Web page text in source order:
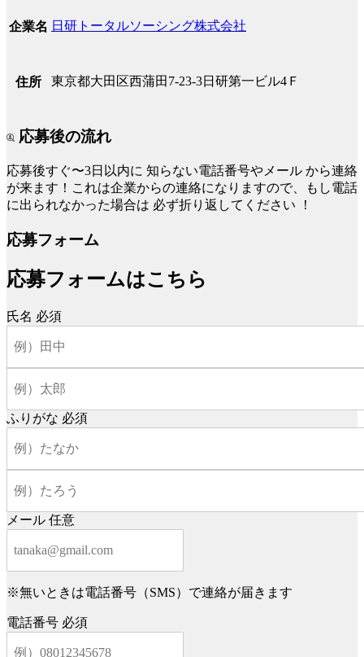
企業名 日研トータルソーシング株式会社
住所 東京都大田区西蒲田7-23-3日研第一ビル4Ｆ
応募後の流れ
応募後すぐ〜3日以内に 知らない電話番号やメール から連絡
が来ます！これは企業からの連絡になりますので、もし電話
に出られなかった場合は 必ず折り返してください ！
応募フォーム
応募フォームはこちら
氏名 必須
ふりがな 必須
メール 任意
※無いときは電話番号（SMS）で連絡が届きます
電話番号 必須